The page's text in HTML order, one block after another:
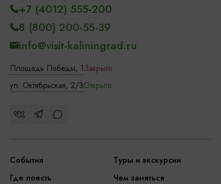
Площадь Победы, 1Закрыто
ул. Октябрьская, 2/3Открыто
+7 (4012) 555-200
8 (800) 200-55-39
info@visit-kaliningrad.ru
События
Туры и экскурсии
Где поесть
Чем заняться